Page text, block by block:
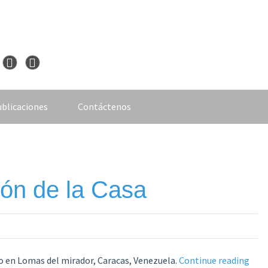
Contáctenos
de la Casa
Lomas del mirador, Caracas, Venezuela. Continue reading«La